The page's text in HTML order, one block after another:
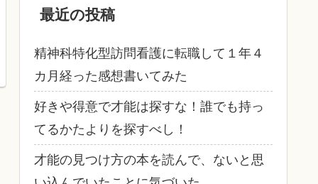
最近の投稿
精神科特化型訪問看護に転職して１年４
カ月経った感想書いてみた
好きや得意で才能は探すな！誰でも持っ
てるかたよりを探すべし！
才能の見つけ方の本を読んで、ないと思